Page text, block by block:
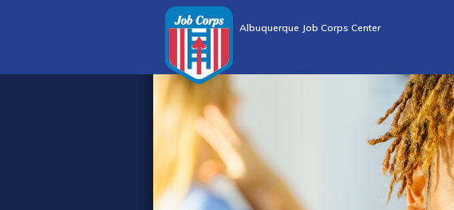
Albuquerque Job Corps Center